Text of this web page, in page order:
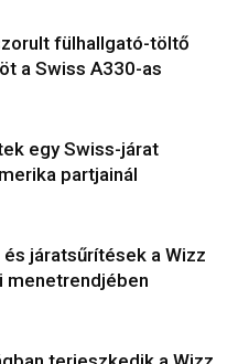
fülhallgató-töltő
a Swiss A330-as
egy Swiss-járat
partjainál
és járatsűrítések a Wizz
menetrendjében